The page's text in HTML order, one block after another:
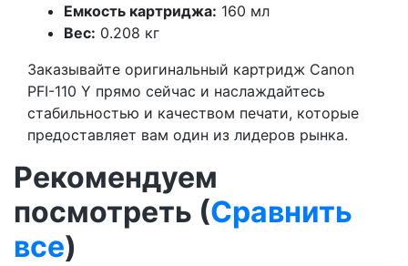
Емкость картриджа: 160 мл
Вес: 0.208 кг
Заказывайте оригинальный картридж Canon
PFI-110 Y прямо сейчас и наслаждайтесь
стабильностью и качеством печати, которые
предоставляет вам один из лидеров рынка.
Рекомендуем
посмотреть (Сравнить
все)